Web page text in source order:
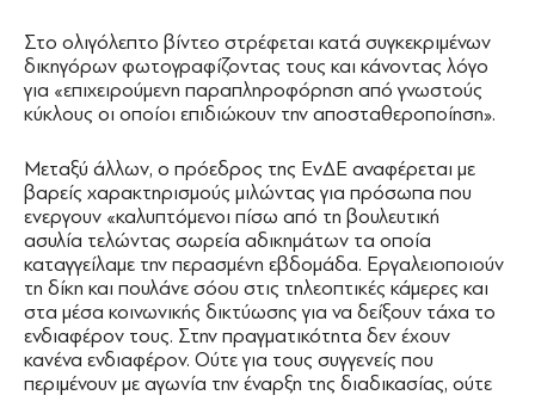
Στο ολιγόλεπτο βίντεο στρέφεται κατά συγκεκριμένων
δικηγόρων φωτογραφίζοντας τους και κάνοντας λόγο
για «επιχειρούμενη παραπληροφόρηση από γνωστούς
κύκλους οι οποίοι επιδιώκουν την αποσταθεροποίηση».
Μεταξύ άλλων, ο πρόεδρος της ΕνΔΕ αναφέρεται με
βαρείς χαρακτηρισμούς μιλώντας για πρόσωπα που
ενεργουν «καλυπτόμενοι πίσω από τη βουλευτική
ασυλία τελώντας σωρεία αδικημάτων τα οποία
καταγγείλαμε την περασμένη εβδομάδα. Εργαλειοποιούν
τη δίκη και πουλάνε σόου στις τηλεοπτικές κάμερες και
στα μέσα κοινωνικής δικτύωσης για να δείξουν τάχα το
ενδιαφέρον τους. Στην πραγματικότητα δεν έχουν
κανένα ενδιαφέρον. Ούτε για τους συγγενείς που
περιμένουν με αγωνία την έναρξη της διαδικασίας, ούτε